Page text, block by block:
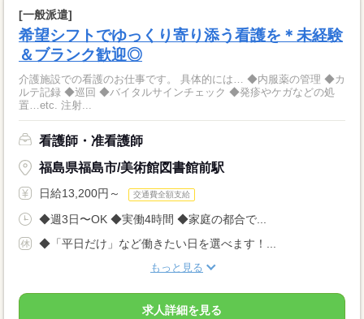
[一般派遣]
希望シフトでゆっくり寄り添う看護を＊未経験
＆ブランク歓迎◎
介護施設での看護のお仕事です。 具体的には… ◆内服薬の管理 ◆カ
ルテ記録 ◆巡回 ◆バイタルサインチェック ◆発疹やケガなどの処
置…etc. 注射...
看護師・准看護師
福島県福島市/美術館図書館前駅
日給13,200円～ 交通費全額支給
◆週3日〜OK ◆実働4時間 ◆家庭の都合で...
◆「平日だけ」など働きたい日を選べます！...
もっと見る
求人詳細を見る